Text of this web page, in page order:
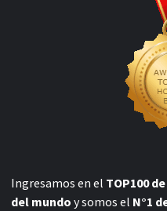
Ingresamos en el TOP100
del mundo y somos el N°1